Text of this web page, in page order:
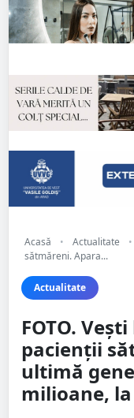
Acasă • Actualitate •
sătmăreni. Apara...
Actualitate
FOTO.
pacienții
ultimă
milioane,